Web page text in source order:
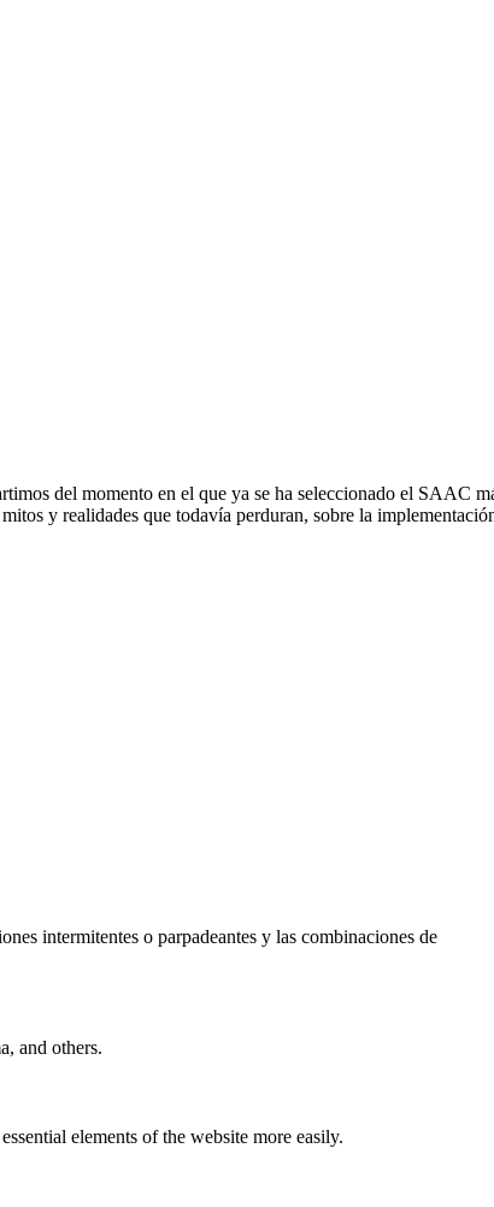
del momento en el que ya se ha seleccionado el SAAC
y realidades que todavía perduran, sobre la
intermitentes o parpadeantes y las combinaciones de
and others.
elements of the website more easily.